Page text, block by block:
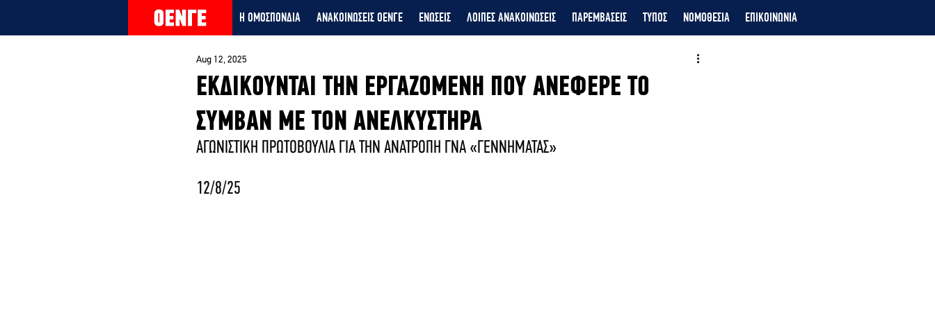
Η ΟΜΟΣΠΟΝΔΙΑ ΑΝΑΚΟΙΝΩΣΕΙΣ ΟΕΝΓΕ ΕΝΩΣΕΙΣ ΛΟΙΠΕΣ ΑΝΑΚΟΙΝΩΣΕΙΣ ΠΑΡΕΜΒΑΣΕΙΣ ΤΥΠΟΣ ΝΟΜΟΘΕΣΙΑ ΕΠΙΚΟΙΝΩΝΙΑ
ΕΚΔΙΚΟΥΝΤΑΙ ΤΗΝ ΕΡΓΑΖΟΜΕΝΗ ΠΟΥ ΑΝΕΦΕΡΕ ΤΟ
ΣΥΜΒΑΝ ΜΕ ΤΟΝ ΑΝΕΛΚΥΣΤΗΡΑ
Aug 12, 2025
ΑΓΩΝΙΣΤΙΚΗ ΠΡΩΤΟΒΟΥΛΙΑ ΓΙΑ ΤΗΝ ΑΝΑΤΡΟΠΗ ΓΝΑ «ΓΕΝΝΗΜΑΤΑΣ»
12/8/25